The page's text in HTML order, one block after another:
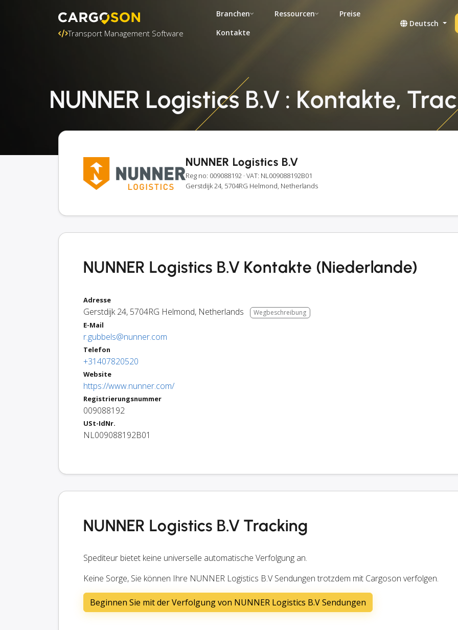
Transport Management Software
Branchen Ressourcen
Preise
Kontakte
Deutsch
NUNNER Logistics B.V : Kontakte,
NUNNER Logistics B.V
Reg no: 009088192 · VAT: NL009088192B01
Gerstdijk 24, 5704RG Helmond, Netherlands
NUNNER Logistics B.V Kontakte (Niederlande)
Adresse
Gerstdijk 24, 5704RG Helmond, Netherlands Wegbeschreibung
E-Mail
r.gubbels@nunner.com
Telefon
+31407820520
Website
https://www.nunner.com/
Registrierungsnummer
009088192
USt-IdNr.
NL009088192B01
NUNNER Logistics B.V Tracking
Spediteur bietet keine universelle automatische Verfolgung an.
Keine Sorge, Sie können Ihre NUNNER Logistics B.V Sendungen trotzdem mit Cargoson verfolgen.
Beginnen Sie mit der Verfolgung von NUNNER Logistics B.V Sendungen